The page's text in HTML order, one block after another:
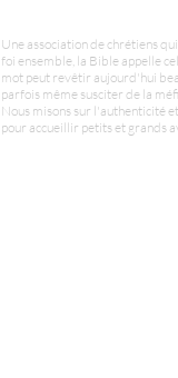
Une association de chrétiens
foi ensemble, la Bible appelle
mot peut revêtir aujourd'hui
parfois même susciter de la
Nous misons sur l'authenticité
pour accueillir petits et grands